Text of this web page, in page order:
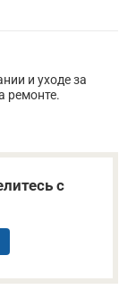
и уходе за
ремонте.
с